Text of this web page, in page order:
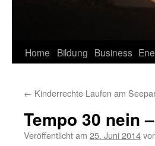
Home Bildung Business
← Kinderrechte Laufen am
Tempo 30 nein
Veröffentlicht am 25. Juni 2014